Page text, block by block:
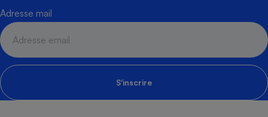
Adresse mail
S'inscrire